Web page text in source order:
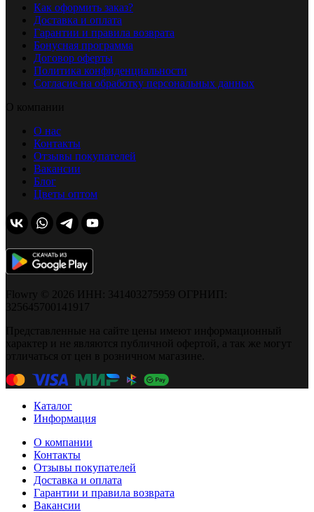
Как оформить заказ?
Доставка и оплата
Гарантии и правила возврата
Бонусная программа
Договор оферты
Политика конфиденциальности
Согласие на обработку персональных данных
О компании
О нас
Контакты
Отзывы покупателей
Вакансии
Блог
Цветы оптом
Flowry © 2026 ИНН: 341403275959 ОГРНИП:
325645700141917
Представленные на сайте цены имеют информационный
характер и не являются публичной офертой, а так же могут
отличаться от цен в розничном магазине.
Каталог
Информация
О компании
Контакты
Отзывы покупателей
Доставка и оплата
Гарантии и правила возврата
Вакансии